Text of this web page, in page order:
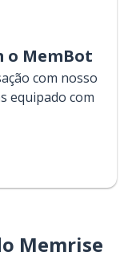
o MemBot
com nosso
equipado com
Memrise